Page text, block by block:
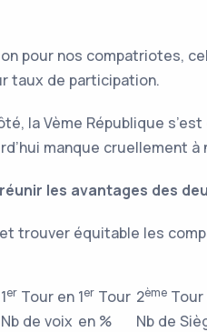
pour nos compatriotes,
taux de participation.
la Vème République
manque cruellement
les avantages des
trouver équitable les
1er Tour en
Nb de voix
1er Tour
en %
2ème Tour
Nb de